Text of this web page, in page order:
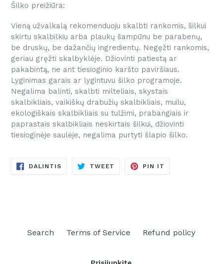
Šilko preižiūra:
Vieną užvalkalą rekomenduoju skalbti rankomis, šilkui
skirtu skalbilkiu arba plaukų šampūnu be parabenų,
be druskų, be dažančių ingredientų. Negęžti rankomis,
geriau gręžti skalbyklėje. Džiovinti patiestą ar
pakabintą, ne ant tiesioginio karšto paviršiaus.
Lyginimas garais ar lygintuvu šilko programoje.
Negalima balinti, skalbti milteliais, skystais
skalbikliais, vaikiškų drabužių skalbikliais, muilu,
ekologiškais skalbikliais su tulžimi, prabangiais ir
paprastais skalbikliais neskirtais šilkui, džiovinti
tiesioginėje saulėje, negalima purtyti šlapio šilko.
DALINTISDALINTIS
FACEBOOKE
TWEET
TWEETINTI
TVITERYJE
PIN IT
Search Terms of Service Refund policy